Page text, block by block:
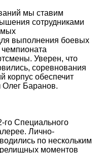
мы ставим
сотрудниками
выполнения боевых
Уверен, что
соревнования
корпус обеспечит
Олег Баранов.
го Специального
Лично-
по нескольким
моментов